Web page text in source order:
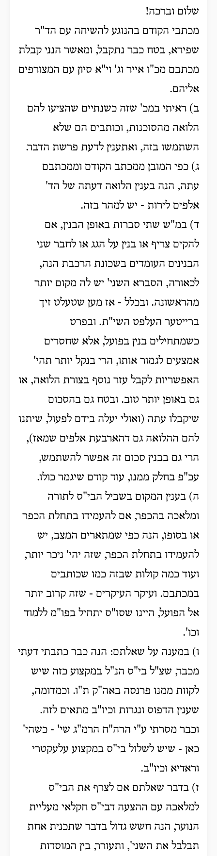
שלום וברכה!
מכתבי הקודם בהנוגע להשיחה עם הד"ר
שפירא, בטח כבר נתקבל, ומאשר הנני קבלת
מכתבם מכ"ו אייר וג' וי"א סיון עם המצורפים
אליהם.
ב) ראיתי במכ' שזה כשנתיים שהציעו להם
הלואה מהסוכנות, וכותבים הם שלא
השתמשו בזה, ואתענין לדעת פרשת הדבר.
ג) כפי המובן ממכתב הקודם וממכתבם
עתה, הנה בענין הלואה דעתה של הד'
אלפים לירות - יש למהר בזה.
ד) במ"ש שתי סברות באופן הבנין, אם
להקים צריף או בנין על הגג או לחבר שני
הבנינים העומדים בשכונת הרכבת הנה,
לכאורה, הסברא השני' יש לה מקום יותר
מהראשונה. ובכלל - אז מען שטעלט זיך
ברייטער העלפט השי"ת. ובפרט
כשמתחילים בנין בפועל, אלא שחסרים
אמצעים לגמור אותו, הרי בנקל יותר תהי'
האפשריות לקבל עזר נוסף בצורת הלואה, או
גם באופן יותר טוב. ובטח גם בהסכום
שיקבלו עתה (ואולי יעלה בידם לפעול, שיתנו
להם ההלואה גם דהארבעת אלפים שמאז),
הרי גם בבנין סכום זה אפשר להשתמש,
עכ"פ בחלק ממנו, עוד קודם שיגמר כולו.
ה) בענין המקום בשביל הבי"ס לתורה
ומלאכה בהכפר, אם להעמידו בתחלת הכפר
או בסופו, הנה כפי שמתארים המצב, יש
להעמידו בתחלת הכפר, שזה יהי' ניכר יותר,
ועוד כמה קולות שבזה כמו שכותבים
במכתבם. ועיקר העיקרים - שזה קרוב יותר
אל הפועל, היינו שסו"ס יתחיל בפו"מ ללמוד
וכו'.
ו) במענה על שאלתם: הנה כבר כתבתי דעתי
מכבר, שצ"ל בי"ס הנ"ל במקצוע כזה שיש
לקוות ממנו פרנסה באה"ק ת"ו. וכמדומה,
שענין הדפוס ונגרות וכיו"ב מתאים לזה.
וכבר מסרתי ע"י הרה"ח הרמ"ג שי' - כשהי'
כאן - שיש לשלול בי"ס במקצוע עלעקטרי
וראדיא וכיו"ב.
ז) בדבר שאלתם אם לצרף את הבי"ס
למלאכה עם ההצעה דבי"ס חקלאי מעליית
הנוער, הנה חשש גדול בדבר שתכנית אחת
תבלבל את השני', ותעורר, בין המוסדות